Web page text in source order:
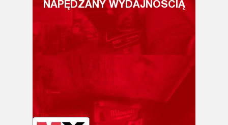
NAPĘDZANY WYDAJNOŚCIĄ